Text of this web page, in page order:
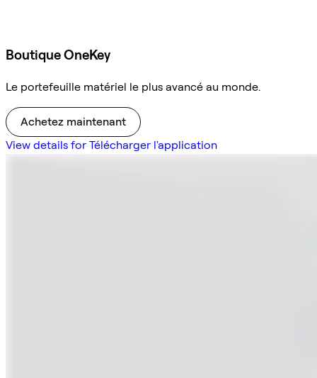
Boutique OneKey
Le portefeuille matériel le plus avancé au monde.
Achetez maintenant
View details for Télécharger l'application